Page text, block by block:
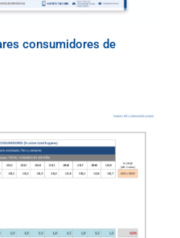
consumidores de